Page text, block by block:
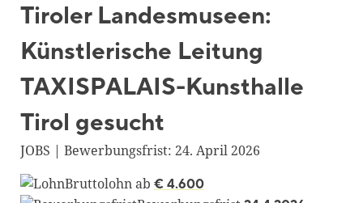
Tiroler Landesmuseen:
Künstlerische Leitung
TAXISPALAIS-Kunsthalle
Tirol gesucht
JOBS | Bewerbungsfrist: 24. April 2026
Bruttolohn ab € 4.600
Kontakt
Blackboard
Bibliothek
Newsletter